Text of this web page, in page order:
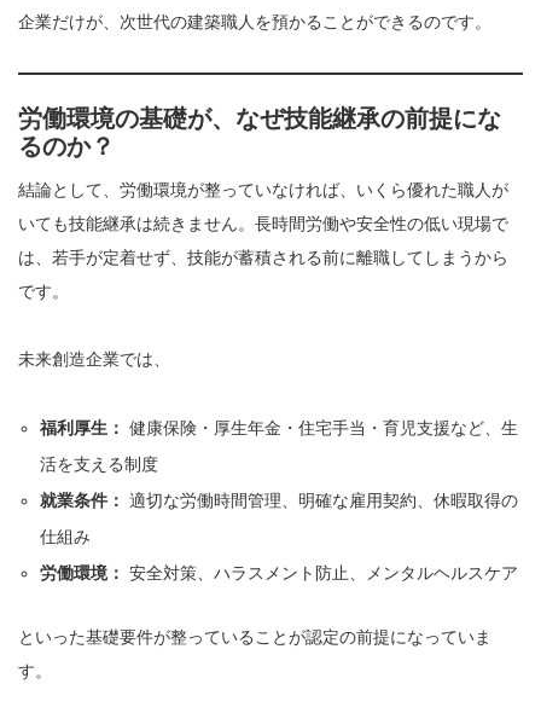
企業だけが、次世代の建築職人を預かることができるのです。
労働環境の基礎が、なぜ技能継承の前提にな
るのか？
結論として、労働環境が整っていなければ、いくら優れた職人が
いても技能継承は続きません。長時間労働や安全性の低い現場で
は、若手が定着せず、技能が蓄積される前に離職してしまうから
です。
未来創造企業では、
福利厚生： 健康保険・厚生年金・住宅手当・育児支援など、生
活を支える制度
就業条件： 適切な労働時間管理、明確な雇用契約、休暇取得の
仕組み
労働環境： 安全対策、ハラスメント防止、メンタルヘルスケア
といった基礎要件が整っていることが認定の前提になっていま
す。